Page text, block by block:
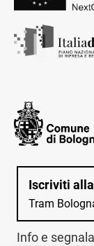
Iscriviti
Tram
Info e